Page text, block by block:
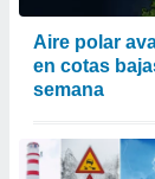
Aire polar
en cotas
semana